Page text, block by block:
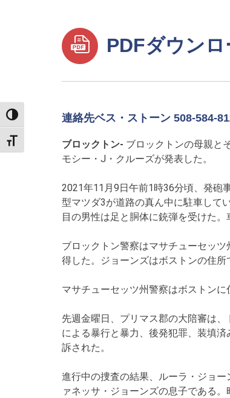
TOGGLE HIGH CONTRAST
TOGGLE FONT SIZE
PDFダウンロ
連絡先ベス・ストーン 508-584-
ブロックトン- ブロックトンの母親と
モシー・J・クルーズが発表した。
2021年11月9日午前1時36分頃、発砲
型マツダ3が道路の真ん中に駐車して
目の男性は足と胴体に銃弾を受けた
ブロックトン警察はマサチューセッ
得した。ジョーンズはボストンの住所
マサチューセッツ州警察はボストン
先週金曜日、プリマス郡の大陪審は
による暴行と暴力、後発犯罪、装填
訴された。
進行中の捜査の結果、ルーラ・ジョ
ァネッサ・ジョーンズの息子である